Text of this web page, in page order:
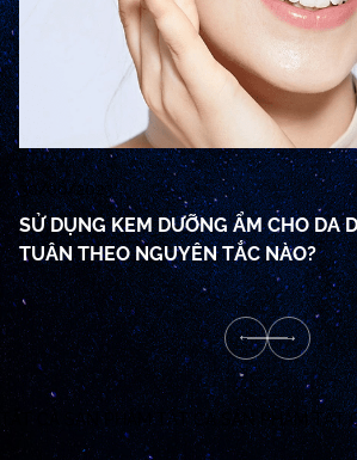
30/06/2023
SỬ DỤNG KEM DƯỠNG ẨM CHO DA
TUÂN THEO NGUYÊN TẮC NÀO?
TẤT CẢ SẢN PHẨM TẤT CẢ SẢN PHẨM TẤT